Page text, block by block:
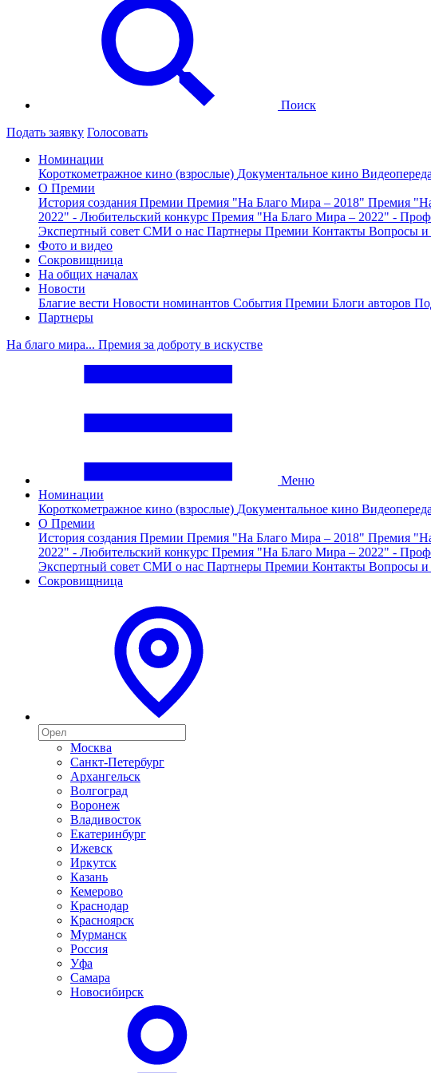
Поиск
Подать заявку Голосовать
Номинации
Короткометражное кино (взрослые) Документальное кино
О Премии
История создания Премии Премия "На Благо Мира – 2018" Премия
2022" - Любительский конкурс Премия "На Благо Мира – 2022" -
Экспертный совет СМИ о нас Партнеры Премии Контакты Вопросы и
Фото и видео
Сокровищница
На общих началах
Новости
Благие вести Новости номинантов События Премии Блоги авторов
Партнеры
На благо мира... Премия за доброту в искустве
Меню
Номинации
Короткометражное кино (взрослые) Документальное кино
О Премии
История создания Премии Премия "На Благо Мира – 2018" Премия
2022" - Любительский конкурс Премия "На Благо Мира – 2022" -
Экспертный совет СМИ о нас Партнеры Премии Контакты Вопросы и
Сокровищница
Москва
Санкт-Петербург
Архангельск
Волгоград
Воронеж
Владивосток
Екатеринбург
Ижевск
Иркутск
Казань
Кемерово
Краснодар
Красноярск
Мурманск
Россия
Уфа
Самара
Новосибирск